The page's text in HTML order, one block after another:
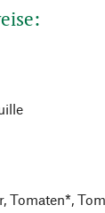
Tomaten*,